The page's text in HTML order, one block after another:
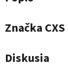
Značka CXS
Diskusia